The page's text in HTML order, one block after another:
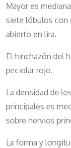
Mayor es
siete lóbulos con
abierto en lira.
El hinchazón del
peciolar rojo.
La densidad de
principales es
sobre nervios
La forma y